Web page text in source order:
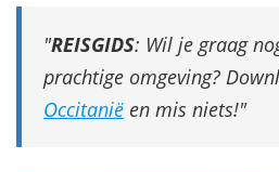
REISGIDS: Wil je graag
prachtige omgeving?
Occitanië en mis niets!